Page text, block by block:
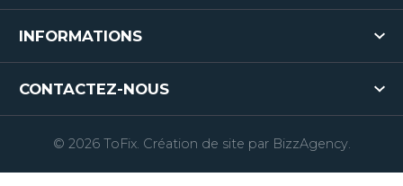
INFORMATIONS
CONTACTEZ-NOUS
© 2026 ToFix. Création de site par BizzAgency.